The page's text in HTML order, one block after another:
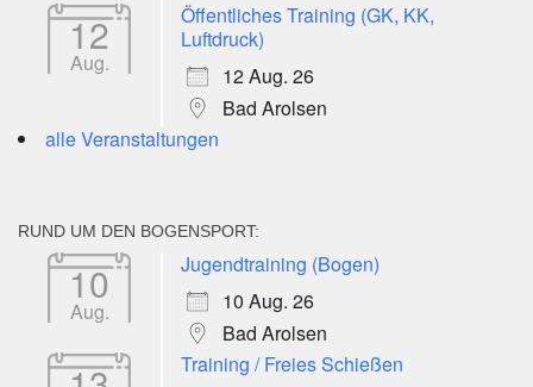
12
Aug.
Öffentliches Training (GK, KK,
Luftdruck)
12 Aug. 26
Bad Arolsen
alle Veranstaltungen
RUND UM DEN BOGENSPORT:
10
Aug.
Jugendtraining (Bogen)
10 Aug. 26
Bad Arolsen
Training / Freies Schießen